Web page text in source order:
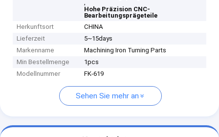
,
Hohe Präzision CNC-
Bearbeitungsprägeteile
Herkunftsort
CHINA
Lieferzeit
5~15days
Markenname
Machining Iron Turning Parts
Min Bestellmenge
1pcs
Modellnummer
FK-619
Sehen Sie mehr an